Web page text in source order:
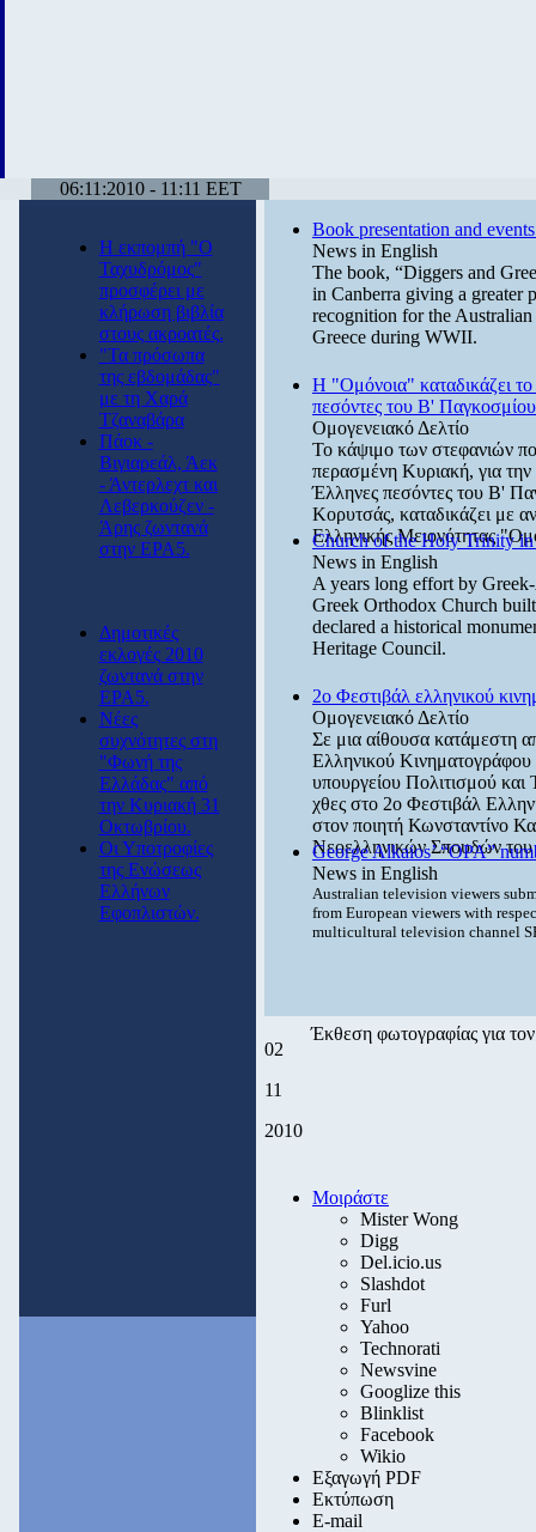
06:11:2010 - 11:11 EET
Η εκπομπή "Ο
Ταχυδρόμος"
προσφέρει με
κλήρωση βιβλία
στους ακροατές.
"Τα πρόσωπα
της εβδομάδας"
με τη Χαρά
Τζαναβάρα
Πάοκ -
Βιγιαρεάλ, Άεκ
- Άντερλεχτ και
Λεβερκούζεν -
Άρης ζωντανά
στην ΕΡΑ5.
Δημοτικές
εκλογές 2010
ζωντανά στην
ΕΡΑ5.
Νέες
συχνότητες στη
"Φωνή της
Ελλάδας" από
την Κυριακή 31
Οκτωβρίου.
Οι Υποτροφίες
της Ενώσεως
Ελλήνων
Εφοπλιστών.
Book presentation and
News in English
The book, “Diggers and
in Canberra giving a greater
recognition for the
Greece during WWII.
Η "Ομόνοια" καταδικάζει
πεσόντες του Β'
Ομογενειακό Δελτίο
Το κάψιμο των στεφανιών
περασμένη Κυριακή, για την
Έλληνες πεσόντες του Β'
Κορυτσάς, καταδικάζει με
Ελληνικής Μειονότητας
Church of the Holy Trinity in
News in English
A years long effort by
Greek Orthodox Church
declared a historical
Heritage Council.
2ο Φεστιβάλ ελληνικού
Ομογενειακό Δελτίο
Σε μια αίθουσα κατάμεστη
Ελληνικού Κινηματογράφου
υπουργείου Πολιτισμού
χθες στο 2ο Φεστιβάλ
στον ποιητή Κωνσταντίνο
Νεοελληνικών Σπουδών
George Alkaios’ “OPA”
News in English
Australian television viewers
from European viewers with
multicultural television channel
02
11
2010
Έκθεση φωτογραφίας για
Μοιράστε
Mister Wong
Digg
Del.icio.us
Slashdot
Furl
Yahoo
Technorati
Newsvine
Googlize this
Blinklist
Facebook
Wikio
Εξαγωγή PDF
Εκτύπωση
E-mail